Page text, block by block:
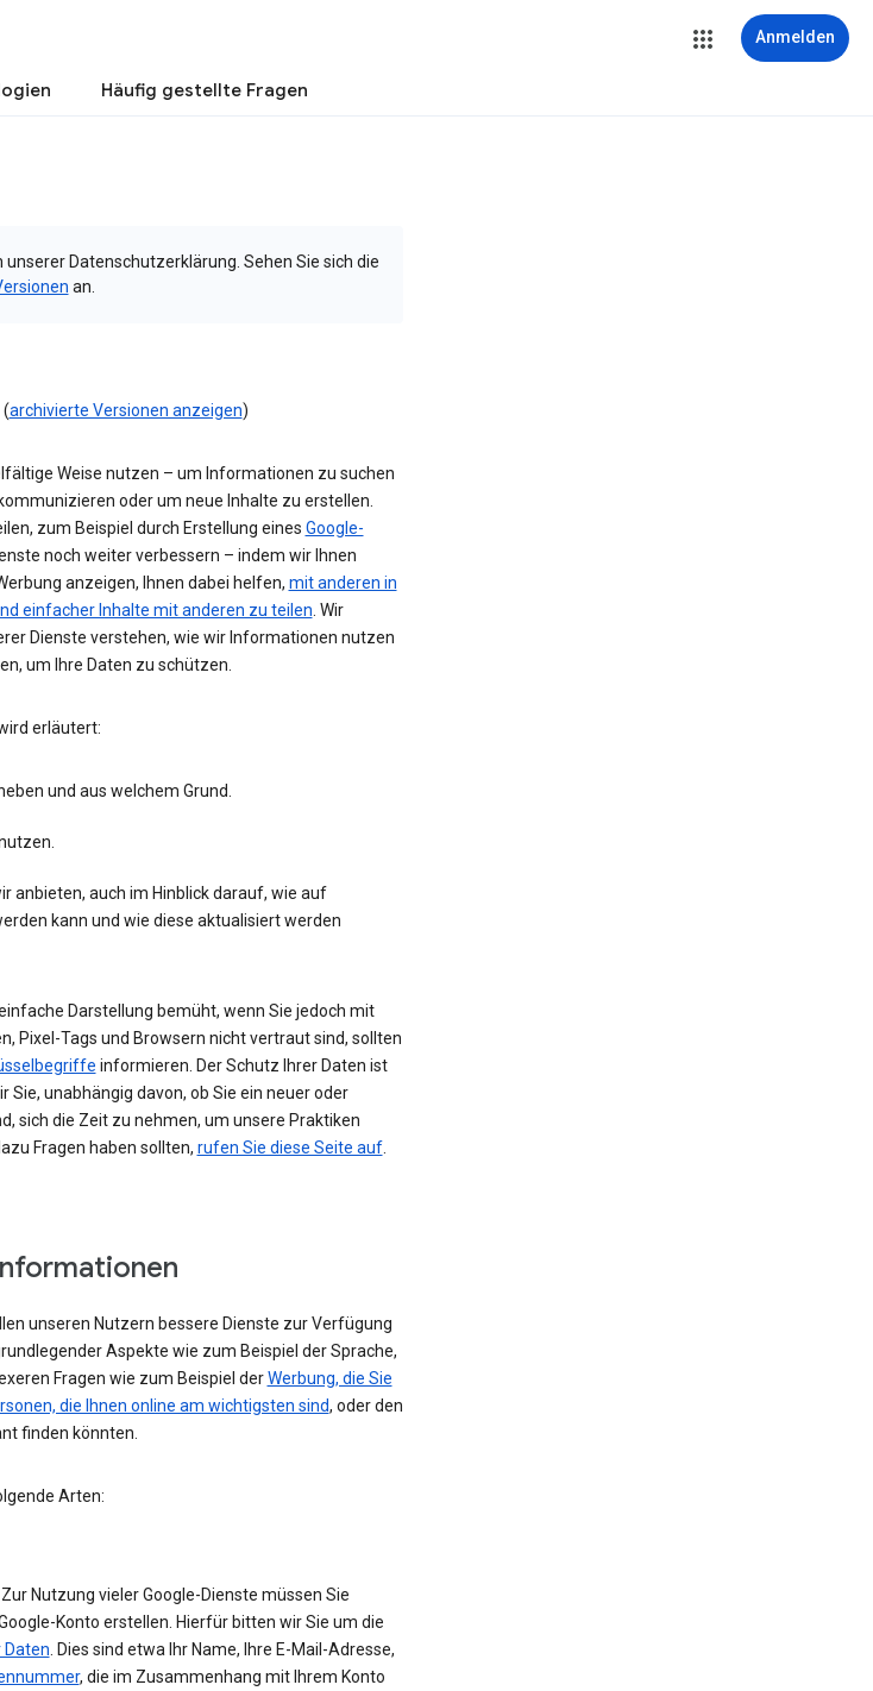
Anmelden
Häufig gestellte Fragen
unserer Datenschutzerklärung. Sehen Sie sich die
an.
archivierte Versionen anzeigen)
Weise nutzen – um Informationen zu suchen
oder um neue Inhalte zu erstellen.
zum Beispiel durch Erstellung eines Google-
noch weiter verbessern – indem wir Ihnen
anzeigen, Ihnen dabei helfen, mit anderen in
einfacher Inhalte mit anderen zu teilen. Wir
Dienste verstehen, wie wir Informationen nutzen
um Ihre Daten zu schützen.
erläutert:
und aus welchem Grund.
anbieten, auch im Hinblick darauf, wie auf
kann und wie diese aktualisiert werden
Darstellung bemüht, wenn Sie jedoch mit
Pixel-Tags und Browsern nicht vertraut sind, sollten
informieren. Der Schutz Ihrer Daten ist
Sie, unabhängig davon, ob Sie ein neuer oder
sich die Zeit zu nehmen, um unsere Praktiken
Fragen haben sollten, rufen Sie diese Seite auf.
unseren Nutzern bessere Dienste zur Verfügung
Aspekte wie zum Beispiel der Sprache,
Fragen wie zum Beispiel derWerbung, die Sie
die Ihnen online am wichtigsten sind, oder den
finden könnten.
Arten:
Zur Nutzung vieler Google-Dienste müssen Sie
Konto erstellen. Hierfür bitten wir Sie um die
. Dies sind etwa Ihr Name, Ihre E-Mail-Adresse,
, die im Zusammenhang mit Ihrem Konto